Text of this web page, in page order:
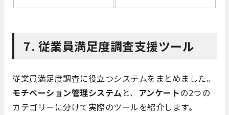
7. 従業員満足度調査支援ツール
従業員満足度調査に役立つシステムをまとめました。
モチベーション管理システム と、 アンケートの2つの
カテゴリーに分けて実際のツールを紹介します。